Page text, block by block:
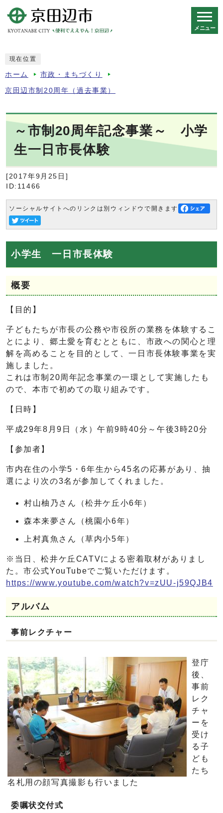
メニュー
現在位置
ホーム 市政・まちづくり
京田辺市制20周年（過去事業）
～市制20周年記念事業～ 小学
生一日市長体験
[2017年9月25日]
ID:11466
ソーシャルサイトへのリンクは別ウィンドウで開きます
小学生 一日市長体験
概要
【目的】
子どもたちが市長の公務や市役所の業務を体験するこ
とにより、郷土愛を育むとともに、市政への関心と理
解を高めることを目的として、一日市長体験事業を実
施しました。
これは市制20周年記念事業の一環として実施したも
ので、本市で初めての取り組みです。
【日時】
平成29年8月9日（水）午前9時40分～午後3時20分
【参加者】
市内在住の小学5・6年生から45名の応募があり、抽
選により次の3名が参加してくれました。
村山柚乃さん（松井ケ丘小6年）
森本来夢さん（桃園小6年）
上村真魚さん（草内小5年）
※当日、松井ケ丘CATVによる密着取材がありまし
た。市公式YouTubeでご覧いただけます。
https://www.youtube.com/watch?v=zUU-j59QJB4
アルバム
事前レクチャー
登庁
後、
事前
レク
チャ
ーを
受け
る子
ども
たち
名札用の顔写真撮影も行いました
委嘱状交付式